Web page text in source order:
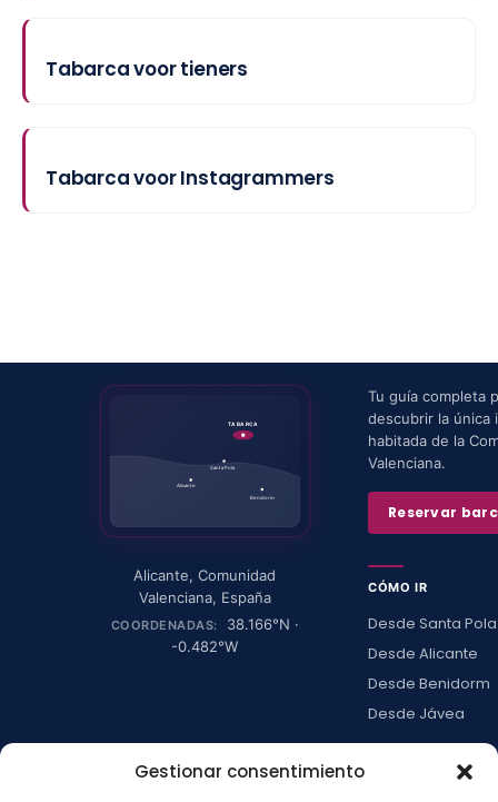
Gestionar consentimiento
Tabarca voor tieners
Tabarca voor Instagrammers
TABARCA
Santa Pola
Alicante
Benidorm
Alicante,Comunidad
Valenciana, España
COORDENADAS: 38.166°N ·
-0.482°W
Tu guía completa
descubrir la única
habitada de la
Valenciana.
Reservar
CÓMO IR
Desde Santa Pola
Desde Alicante
Desde Benidorm
Desde Jávea